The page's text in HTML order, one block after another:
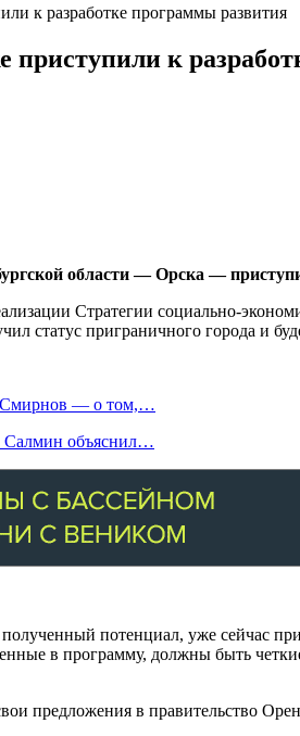
к разработке программы развития
к
области — Орска —
Стратегии социально-
статус приграничного города и
Смирнов — о том,…
Салмин объяснил…
потенциал, уже сейчас
в программу, должны быть
предложения в правительство